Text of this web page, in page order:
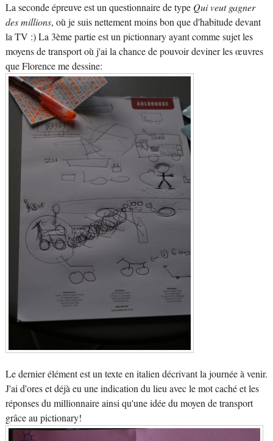
La seconde épreuve est un questionnaire de type Qui veut gagner
des millions, où je suis nettement moins bon que d'habitude devant
la TV :) La 3ème partie est un pictionnary ayant comme sujet les
moyens de transport où j'ai la chance de pouvoir deviner les œuvres
que Florence me dessine:
Le dernier élément est un texte en italien décrivant la journée à venir.
J'ai d'ores et déjà eu une indication du lieu avec le mot caché et les
réponses du millionnaire ainsi qu'une idée du moyen de transport
grâce au pictionary!